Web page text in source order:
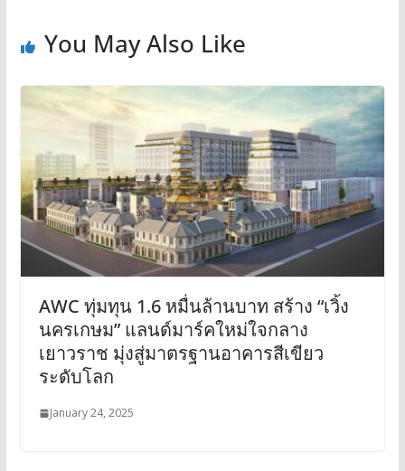
You May Also Like
AWC ทุ่มทุน 1.6 หมื่นล้านบาท สร้าง “เวิ้ง
นครเกษม” แลนด์มาร์คใหม่ใจกลาง
เยาวราช มุ่งสู่มาตรฐานอาคารสีเขียว
ระดับโลก
January 24, 2025